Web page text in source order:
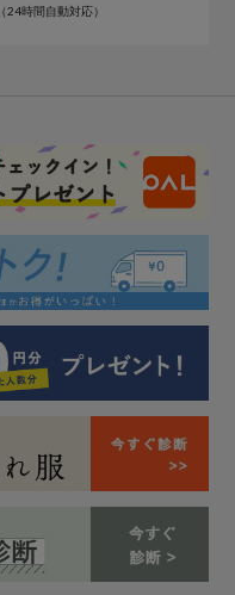
（24時間自動対応）